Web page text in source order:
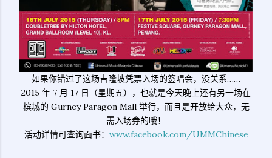
如果你错过了这场吉隆坡凭票入场的签唱会，没关系……
2015 年 7 月 17 日（星期五），也就是今天晚上还有另一场在
槟城的 Gurney Paragon Mall 举行，而且是开放给大众，无
需入场券的哦！
活动详情可查询面书： www.facebook.com/UMMChinese